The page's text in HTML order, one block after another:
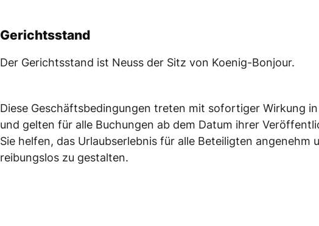
Gerichtsstand
Der Gerichtsstand ist Neuss der Sitz von Koenig-Bonjour.
Diese Geschäftsbedingungen treten mit sofortiger Wirkung
und gelten für alle Buchungen ab dem Datum ihrer
Sie helfen, das Urlaubserlebnis für alle Beteiligten angenehm
reibungslos zu gestalten.